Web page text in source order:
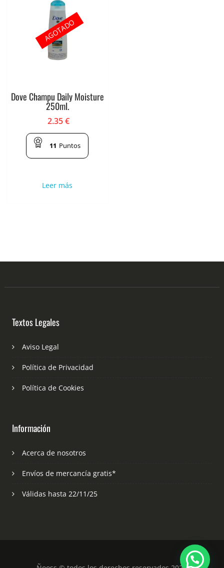
Dove Champu Daily Moisture
250ml.
2.35€
11 Puntos
Leer más
AGOTADO
Textos Legales
Aviso Legal
Política de Privacidad
Política de Cookies
Información
Acerca de nosotros
Envíos de mercancía gratis*
Válidas hasta 22/11/25